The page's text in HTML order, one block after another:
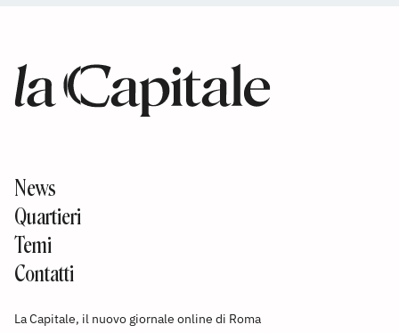
News
Quartieri
Temi
Contatti
La Capitale, il nuovo giornale online di Roma